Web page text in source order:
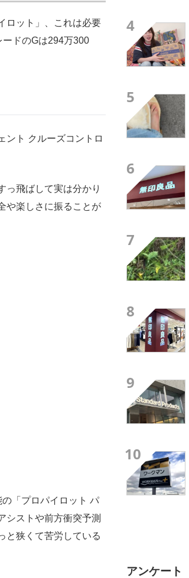
ロット」、これは必要
ドのGは294万300
ント クルーズコントロ
飛ばして実は分かり
や楽しさに振ることが
「プロパイロット パ
シストや前方衝突予測
と狭くて苦労している
4
5
6
7
8
9
10
アンケート